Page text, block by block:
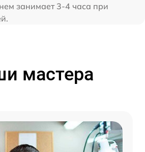
занимает 3-4 часа при
мастера